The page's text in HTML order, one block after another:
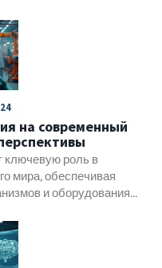
последствий.
на современный
ключевую роль в
мира, обеспечивая
и оборудования,
и инновации
меняют наше
методах производства.